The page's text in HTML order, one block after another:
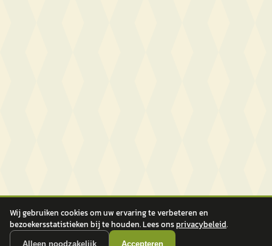
Wij gebruiken cookies om uw ervaring te verbeteren en
bezoekersstatistieken bij te houden. Lees onsprivacybeleid.
Alleen noodzakelijk Accepteren